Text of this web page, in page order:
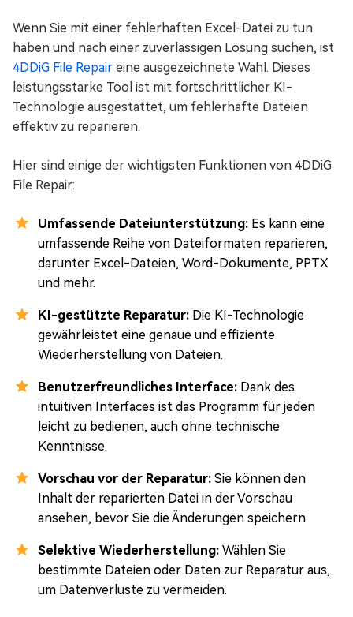
Wenn Sie mit einer fehlerhaften Excel-Datei zu tun
haben und nach einer zuverlässigen Lösung suchen, ist
4DDiG File Repair eine ausgezeichnete Wahl. Dieses
leistungsstarke Tool ist mit fortschrittlicher KI-
Technologie ausgestattet, um fehlerhafte Dateien
effektiv zu reparieren.
Hier sind einige der wichtigsten Funktionen von 4DDiG
File Repair:
Umfassende Dateiunterstützung: Es kann eine
umfassende Reihe von Dateiformaten reparieren,
darunter Excel-Dateien, Word-Dokumente, PPTX
und mehr.
KI-gestützte Reparatur: Die KI-Technologie
gewährleistet eine genaue und effiziente
Wiederherstellung von Dateien.
Benutzerfreundliches Interface: Dank des
intuitiven Interfaces ist das Programm für jeden
leicht zu bedienen, auch ohne technische
Kenntnisse.
Vorschau vor der Reparatur: Sie können den
Inhalt der reparierten Datei in der Vorschau
ansehen, bevor Sie die Änderungen speichern.
Selektive Wiederherstellung: Wählen Sie
bestimmte Dateien oder Daten zur Reparatur aus,
um Datenverluste zu vermeiden.